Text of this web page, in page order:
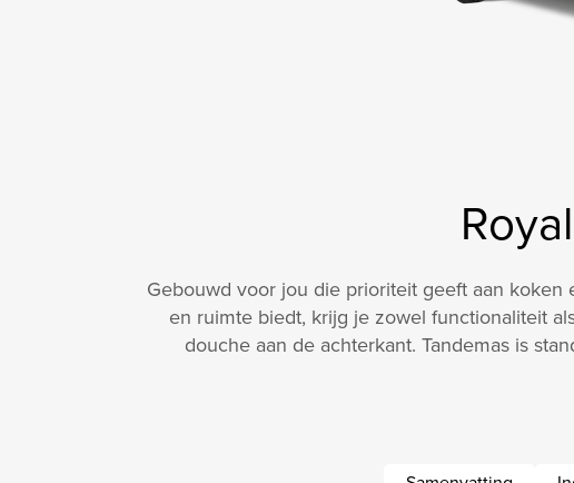
Gebouwd voor jou die prioriteit geeft aan
en ruimte biedt, krijg je zowel functionaliteit
douche aan de achterkant. Tandemas is